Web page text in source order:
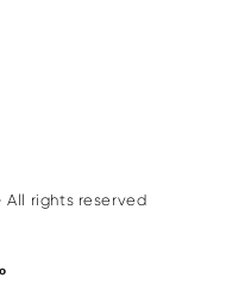
All rights reserved